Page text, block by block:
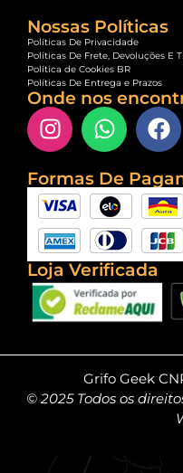
Nossas Políticas
Políticas De Privacidade
Políticas De Frete, Devoluções E
Política de Cookies BR
Políticas De Entrega e Prazos
Onde nos
Formas De
Loja Verificada
Grifo Geek
© 2025 Todos os